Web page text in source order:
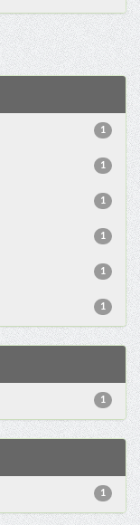
1
1
1
1
1
1
1
1